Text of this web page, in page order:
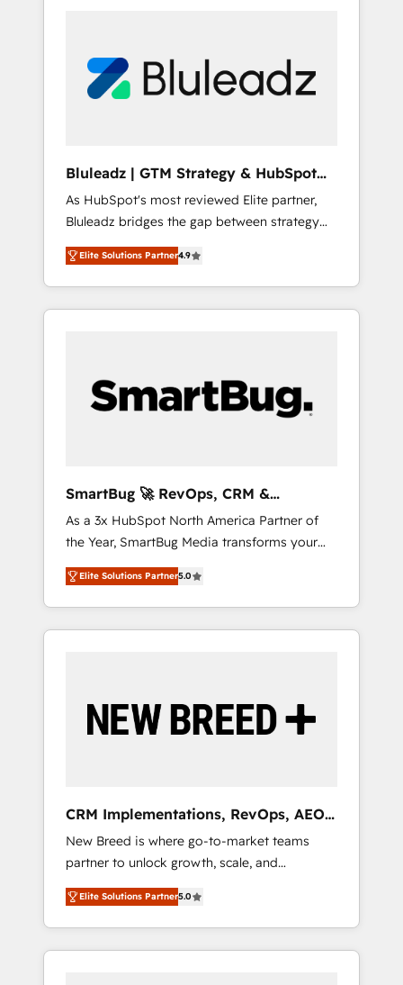
portal? We are built for the work.
部・グループ会社・部門が分立する組織で、デ
ータと業務プロセスのサイロ化を、CRMを軸と
ら、GTMの見える化・自動化まで。全Hub統合
運用、データ品質設計、グループ横断のCRM統
合に対応します。 2️⃣ AIエージェント組織構築
営業・マーケティング業務の一部をAIが自律実
行する組織への移行を設計・実装。Breeze・
Claude等をHubSpotと連携させ、役割定義・運
用ルール・成果指標まで含めて設計します。 3️⃣
PMOとして主導。「設定の代行ではなく、設計
の責任」を引き受け、部門横断の統合・浸透・
Hubで一体提供。 ▸ 既存CRM・MAからの移行
支援：Salesforce・Marketo・Pardot等からの
移行、カスタム設計、履歴データ移行と活用設
計まで。 ▸ AEO対応：ChatGPT・Perplexity等
のAI検索からの流入・引用を前提にコンテンツ
HubSpotアワード受賞・HUGリーダー ✓
AI活用に関するご相談、現状整理の壁打ちな
ど、構想段階からお気軽にお問い合わせくださ
Bluleadz | GTM Strategy & HubSpot
Implementation
As HubSpot's most reviewed Elite partner,
Bluleadz bridges the gap between strategy
and execution. We don't just "set up tools" —
we install the GTM Operating System (GTM
OS) to align your leadership and engineer a
portal that drives predictable revenue
and Story to stop "accelerating a mess." ⚙️
Elite Engineering & AI Scalable Architecture:
agents, and high-integrity migrations for total
reporting clarity. Security & Compliance: SOC
2 Type I and HIPAA attested for enterprise-
grade data security. 🏆 Why Bluleadz? GTM
OS Partner | 16+ Years Experience | 1,000+
Five-Star Reviews
Elite Solutions Partner4.9
SmartBug 🚀 RevOps, CRM &
Integration Experts
As a 3x HubSpot North America Partner of
the Year, SmartBug Media transforms your
customer lifecycle into a revenue engine. Our
unified ecosystem includes specialized
divisions Globalia (AI & Software) and Point
Success Media (Paid Media), making this the
by Globalia’s technical development team. -
19 HubSpot-certified trainers to drive
deployment of Breeze AI and custom agents
to automate growth. 🏆 Elite Excellence - 8
platform accreditations and deep HIPAA-
compliance expertise. - A team of 250+
experts dedicated to your resilient growth.
Elite Solutions Partner5.0
CRM Implementations, RevOps, AEO
+ Web, Demand Gen
New Breed is where go-to-market teams
partner to unlock growth, scale, and
transformation. We help companies activate
HubSpot’s AI-powered customer platform
and operationalize HubSpot’s Loop
Marketing framework through expert-led
Elite Solutions Partner5.0